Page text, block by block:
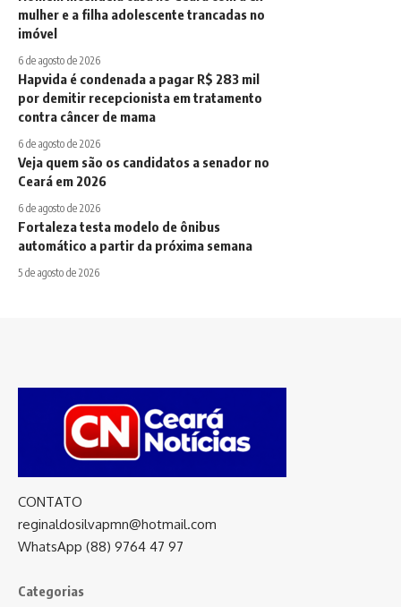
mulher e a filha adolescente trancadas no
imóvel
6 de agosto de 2026
Hapvida é condenada a pagar R$ 283 mil
por demitir recepcionista em tratamento
contra câncer de mama
6 de agosto de 2026
Veja quem são os candidatos a senador no
Ceará em 2026
6 de agosto de 2026
Fortaleza testa modelo de ônibus
automático a partir da próxima semana
5 de agosto de 2026
CONTATO
reginaldosilvapmn@hotmail.com
WhatsApp (88) 9764 47 97
Categorias